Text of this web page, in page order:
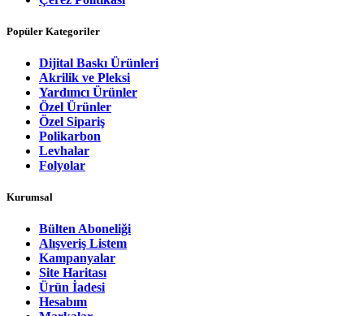
Popüler Kategoriler
Dijital Baskı Ürünleri
Akrilik ve Pleksi
Yardımcı Ürünler
Özel Ürünler
Özel Sipariş
Polikarbon
Levhalar
Folyolar
Kurumsal
Bülten Aboneliği
Alışveriş Listem
Kampanyalar
Site Haritası
Ürün İadesi
Hesabım